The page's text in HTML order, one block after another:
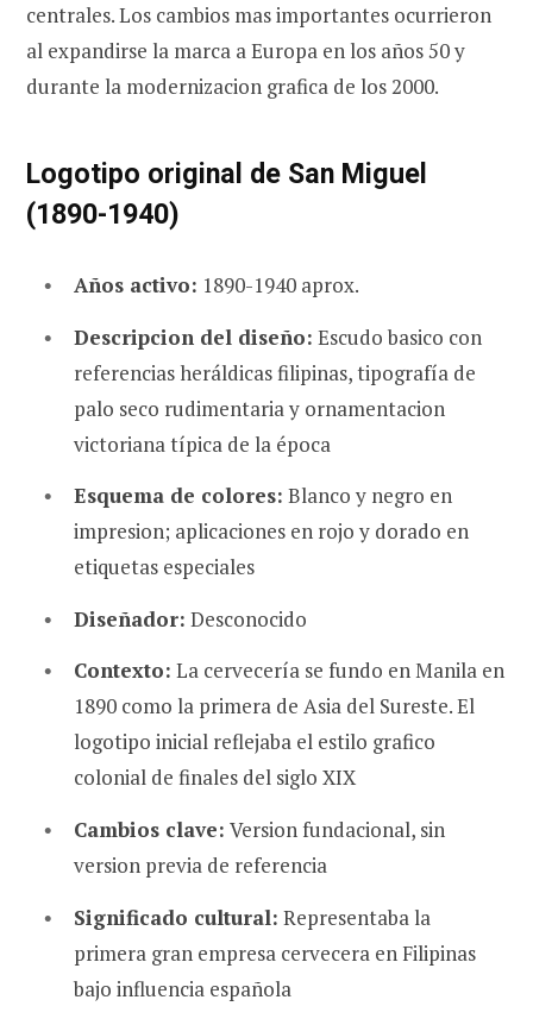
centrales. Los cambios mas importantes ocurrieron
al expandirse la marca a Europa en los años 50 y
durante la modernizacion grafica de los 2000.
Logotipo original de San Miguel
(1890-1940)
Años activo: 1890-1940 aprox.
Descripcion del diseño: Escudo basico con
referencias heráldicas filipinas, tipografía de
palo seco rudimentaria y ornamentacion
victoriana típica de la época
Esquema de colores: Blanco y negro en
impresion; aplicaciones en rojo y dorado en
etiquetas especiales
Diseñador: Desconocido
Contexto: La cervecería se fundo en Manila en
1890 como la primera de Asia del Sureste. El
logotipo inicial reflejaba el estilo grafico
colonial de finales del siglo XIX
Cambios clave: Version fundacional, sin
version previa de referencia
Significado cultural: Representaba la
primera gran empresa cervecera en Filipinas
bajo influencia española